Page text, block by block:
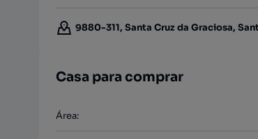
9880-311, Santa Cruz da Graciosa,
Casa para comprar
Área: